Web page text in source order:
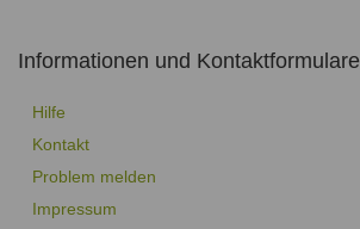
Veranstaltungen
Seminare und Kurse
Fortbildungen
Links
Informationen und Kontaktformulare
Hilfe
Kontakt
Problem melden
Impressum